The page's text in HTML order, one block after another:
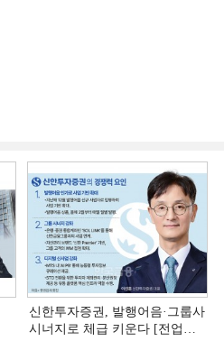
신한투자증권, 발행어음·그룹사
시너지로 체급 키운다 [전업계